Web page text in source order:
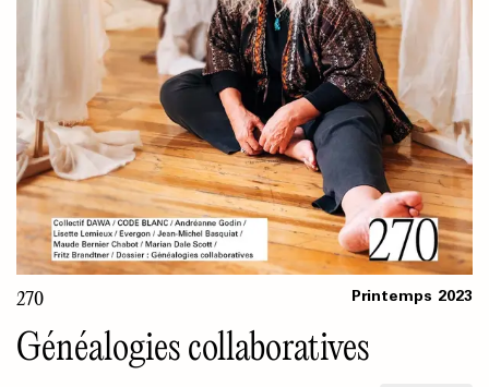
270 Printemps 2023
Généalogies collaboratives